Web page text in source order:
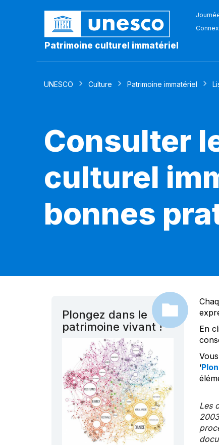
Patrimoine culturel immatériel
UNESCO Culture Patrimoine immatériel
Consulter
culturel
bonnes
Plongez dans le
patrimoine vivant !
En
‘
Les